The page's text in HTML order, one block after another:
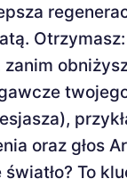
zanim
oraz głos
światło? To